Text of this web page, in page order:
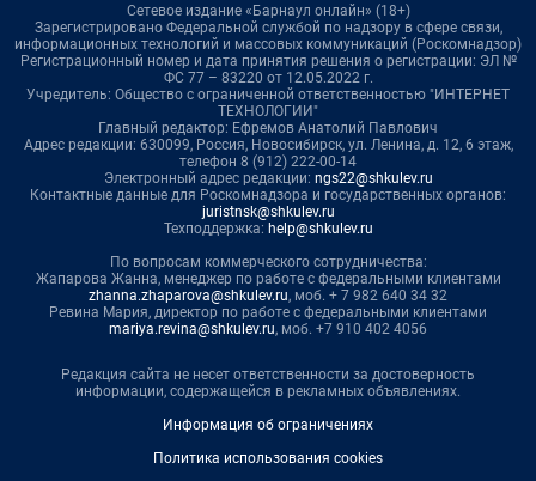
Сетевое издание «Барнаул онлайн» (18+)
Зарегистрировано Федеральной службой по надзору в сфере связи,
информационных технологий и массовых коммуникаций (Роскомнадзор)
Регистрационный номер и дата принятия решения о регистрации: ЭЛ №
ФС 77 – 83220 от 12.05.2022 г.
Учредитель: Общество с ограниченной ответственностью "ИНТЕРНЕТ
ТЕХНОЛОГИИ"
Главный редактор: Ефремов Анатолий Павлович
Адрес редакции: 630099, Россия, Новосибирск, ул. Ленина, д. 12, 6 этаж,
телефон 8 (912) 222-00-14
Электронный адрес редакции: ngs22@shkulev.ru
Контактные данные для Роскомнадзора и государственных органов:
juristnsk@shkulev.ru
Техподдержка: help@shkulev.ru
По вопросам коммерческого сотрудничества:
Жапарова Жанна, менеджер по работе с федеральными клиентами
zhanna.zhaparova@shkulev.ru, моб. + 7 982 640 34 32
Ревина Мария, директор по работе с федеральными клиентами
mariya.revina@shkulev.ru, моб. +7 910 402 4056
Редакция сайта не несет ответственности за достоверность
информации, содержащейся в рекламных объявлениях.
Информация об ограничениях
Политика использования cookies